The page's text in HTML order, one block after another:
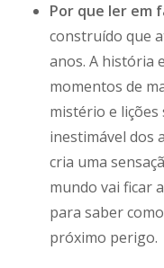
Por que ler em
construído que
anos. A história
momentos de
mistério e
inestimável dos
cria uma
mundo vai ficar
para saber
próximo perigo.